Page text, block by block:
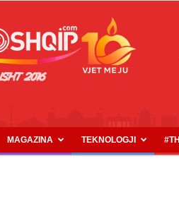
INFOSHQIP.COM
MAGAZINA TEKNOLOGJI